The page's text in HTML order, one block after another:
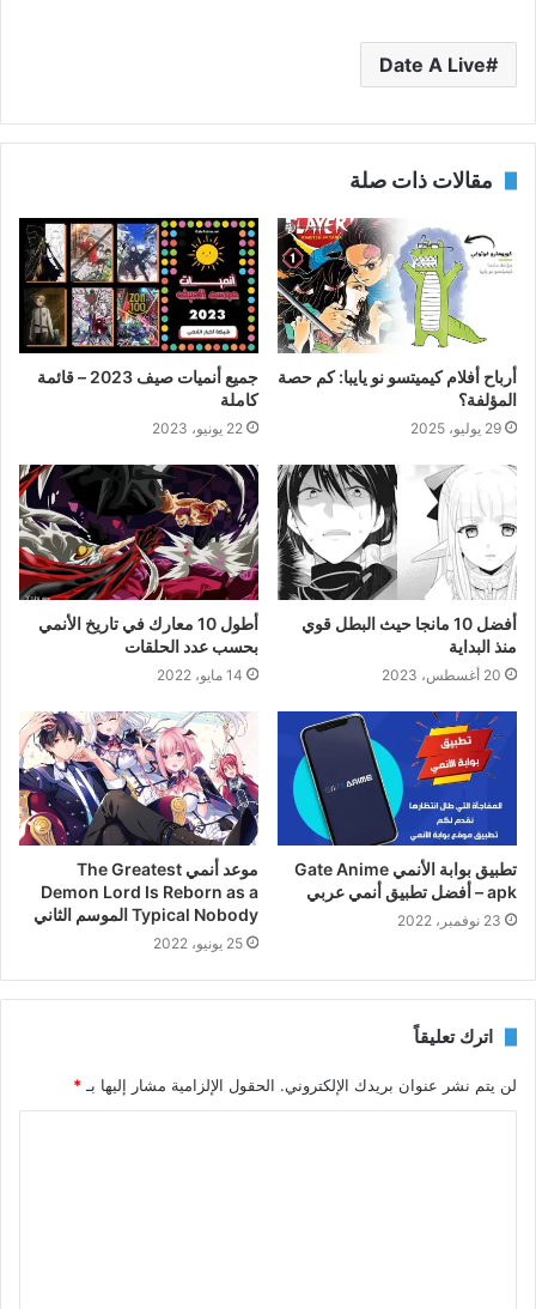
Date A Live
مقالات ذات صلة
أرباح أفلام كيميتسو نو يايبا: كم حصة
المؤلفة؟
29 يوليو، 2025
جميع أنميات صيف 2023 – قائمة
كاملة
22 يونيو، 2023
أفضل 10 مانجا حيث البطل قوي
منذ البداية
20 أغسطس، 2023
أطول 10 معارك في تاريخ الأنمي
بحسب عدد الحلقات
14 مايو، 2022
تطبيق بوابة الأنمي Gate Anime
apk – أفضل تطبيق أنمي عربي
23 نوفمبر، 2022
موعد أنمي The Greatest
Demon Lord Is Reborn as a
Typical Nobody الموسم الثاني
25 يونيو، 2022
اترك تعليقاً
لن يتم نشر عنوان بريدك الإلكتروني. الحقول الإلزامية مشار إليها بـ*